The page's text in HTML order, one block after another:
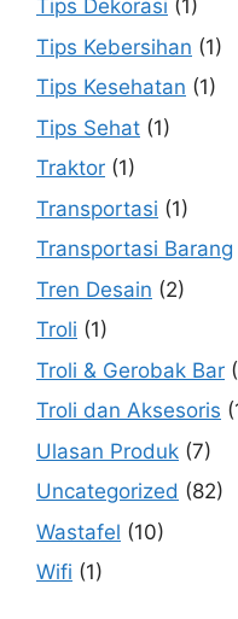
Tips Dekorasi (1)
Tips Kebersihan (1)
Tips Kesehatan (1)
Tips Sehat (1)
Traktor (1)
Transportasi (1)
Transportasi Barang
Tren Desain (2)
Troli (1)
Troli & Gerobak Bar
Troli dan Aksesoris
Ulasan Produk (7)
Uncategorized (82)
Wastafel (10)
Wifi (1)